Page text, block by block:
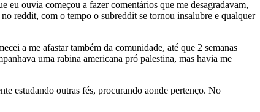
eu ouvia começou a fazer comentários que me desagradavam,
reddit, com o tempo o subreddit se tornou insalubre e qualquer
a me afastar também da comunidade, até que 2 semanas
uma rabina americana pró palestina, mas havia me
estudando outras fés, procurando aonde pertenço. No